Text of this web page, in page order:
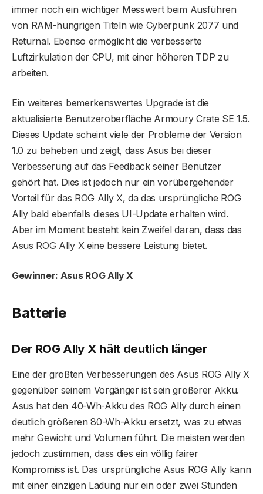
immer noch ein wichtiger Messwert beim Ausführen
von RAM-hungrigen Titeln wie Cyberpunk 2077 und
Returnal. Ebenso ermöglicht die verbesserte
Luftzirkulation der CPU, mit einer höheren TDP zu
arbeiten.
Ein weiteres bemerkenswertes Upgrade ist die
aktualisierte Benutzeroberfläche Armoury Crate SE 1.5.
Dieses Update scheint viele der Probleme der Version
1.0 zu beheben und zeigt, dass Asus bei dieser
Verbesserung auf das Feedback seiner Benutzer
gehört hat. Dies ist jedoch nur ein vorübergehender
Vorteil für das ROG Ally X, da das ursprüngliche ROG
Ally bald ebenfalls dieses UI-Update erhalten wird.
Aber im Moment besteht kein Zweifel daran, dass das
Asus ROG Ally X eine bessere Leistung bietet.
Gewinner: Asus ROG Ally X
Batterie
Der ROG Ally X hält deutlich länger
Eine der größten Verbesserungen des Asus ROG Ally X
gegenüber seinem Vorgänger ist sein größerer Akku.
Asus hat den 40-Wh-Akku des ROG Ally durch einen
deutlich größeren 80-Wh-Akku ersetzt, was zu etwas
mehr Gewicht und Volumen führt. Die meisten werden
jedoch zustimmen, dass dies ein völlig fairer
Kompromiss ist. Das ursprüngliche Asus ROG Ally kann
mit einer einzigen Ladung nur ein oder zwei Stunden